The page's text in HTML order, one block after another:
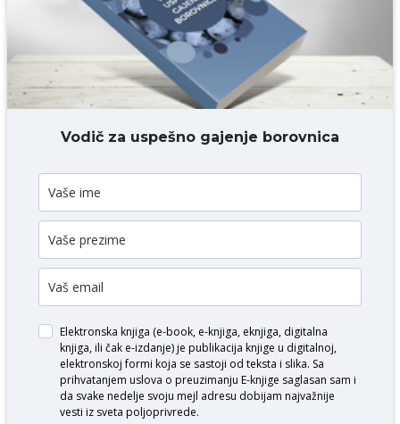
DODAJ KOMENTAR
Vodič za uspešno gajenje borovnica
Elektronska knjiga (e-book, e-knjiga, eknjiga, digitalna
knjiga, ili čak e-izdanje) je publikacija knjige u digitalnoj,
elektronskoj formi koja se sastoji od teksta i slika. Sa
prihvatanjem uslova o preuzimanju E-knjige saglasan sam i
da svake nedelje svoju mejl adresu dobijam najvažnije
vesti iz sveta poljoprivrede.